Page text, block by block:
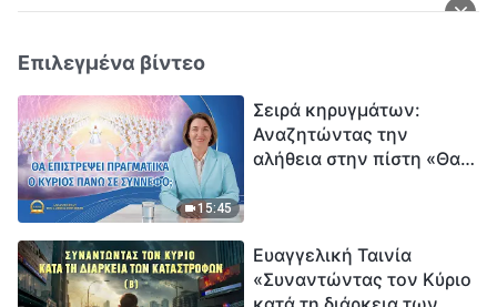
Επιλεγμένα βίντεο
15:45
Σειρά κηρυγμάτων:
Αναζητώντας την
αλήθεια στην πίστη «Θα
Ευαγγελική Ταινία
«Συναντώντας τον Κύριο